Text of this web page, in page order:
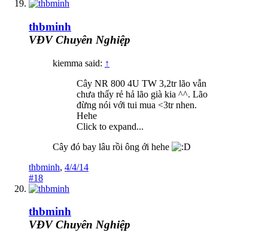
thbminh
VĐV Chuyên Nghiệp
kiemma said: ↑
Cây NR 800 4U TW 3,2tr lão vẫn
chưa thấy rẻ hả lão già kia ^^. Lão
đừng nói với tui mua <3tr nhen.
Hehe
Click to expand...
Cây đó bay lâu rồi ông ới hehe
thbminh, 4/4/14
#18
thbminh
VĐV Chuyên Nghiệp